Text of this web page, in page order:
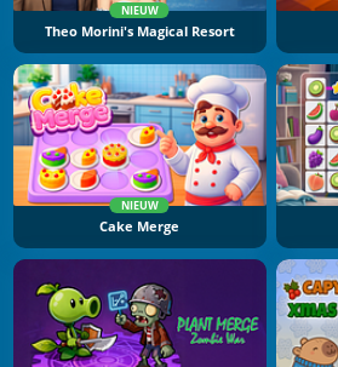
NIEUW
Theo Morini's Magical Resort
NIEUW
Cake Merge